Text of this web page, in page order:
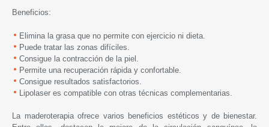
Beneficios:
Elimina la grasa que no permite con ejercicio ni dieta.
Puede tratar las zonas difíciles.
Consigue la contracción de la piel.
Permite una recuperación rápida y confortable.
Consigue resultados satisfactorios.
Lipolaser es compatible con otras técnicas complementarias.
La maderoterapia ofrece varios beneficios estéticos y de bienestar.